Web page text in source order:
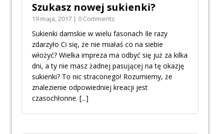
Szukasz nowej sukienki?
19 maja, 2017 | 0 Comments
Sukienki damskie w wielu fasonach Ile razy
zdarzyło Ci się, że nie miałaś co na siebie
włożyć? Wielka impreza ma odbyć się już za kilka
dni, a ty nie masz żadnej pasującej na tę okazję
sukienki? To nic straconego! Rozumiemy, że
znalezienie odpowiedniej kreacji jest
czasochłonne. [...]